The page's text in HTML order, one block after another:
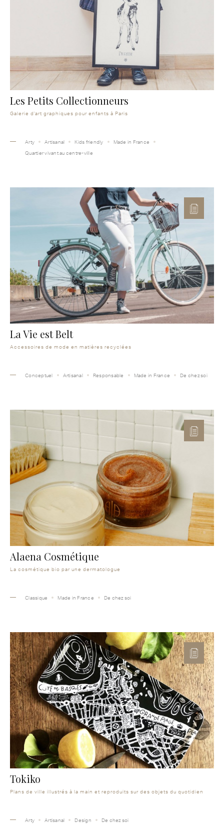
Les Petits Collectionneurs
Galerie d'art graphiques pour enfants à Paris
Arty Artisanal Kids friendly
Made in France
Quartier vivant au centre-ville
La Vie est Belt
Accessoires de mode en matières recyclées
Conceptuel Artisanal Responsable Made in France De chez soi
Alaena Cosmétique
La cosmétique bio par une dermatologue
Classique Made in France De chez soi
Tokiko
Plans de ville illustrés à la main et reproduits sur des objets du quotidien
Arty Artisanal Design De chez soi